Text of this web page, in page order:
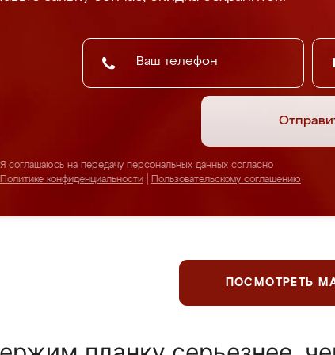
Я соглашаюсь на передачу персональных данных согласно
Политике конфиденциальности
Пользовательскому соглашению
ПОСМОТРЕТЬ